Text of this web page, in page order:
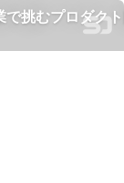
挑むプロダク